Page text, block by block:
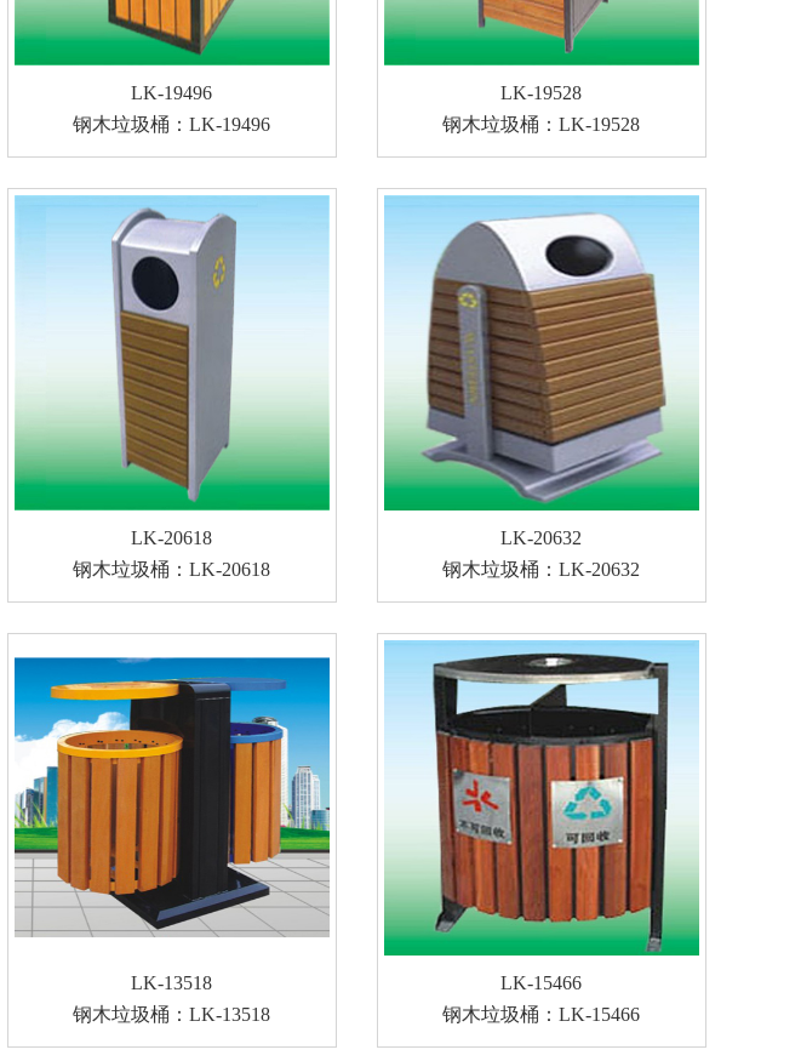
LK-19496
钢木垃圾桶：LK-19496
LK-19528
钢木垃圾桶：LK-19528
LK-20618
钢木垃圾桶：LK-20618
LK-20632
钢木垃圾桶：LK-20632
LK-13518
钢木垃圾桶：LK-13518
LK-15466
钢木垃圾桶：LK-15466